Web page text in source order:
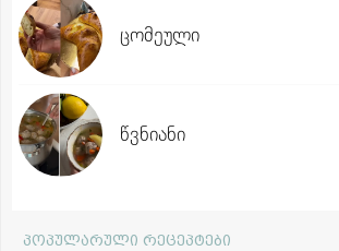
ცომეული
წვნიანი
პოპულარული რეცეპტები